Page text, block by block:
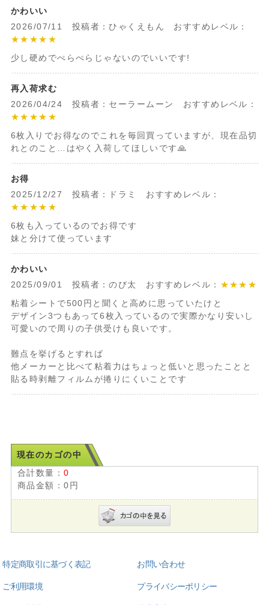
かわいい
2026/07/11 投稿者：ひゃくえもん おすすめレベル：
★★★★★
少し硬めでぺらぺらじゃないのでいいです!
再入荷求む
2026/04/24 投稿者：セーラームーン おすすめレベル：
★★★★★
6枚入りでお得なのでこれを毎回買っていますが、現在品切
れとのこと…はやく入荷してほしいです🙏
お得
2025/12/27 投稿者：ドラミ おすすめレベル：
★★★★★
6枚も入っているのでお得です
妹と分けて使っています
かわいい
2025/09/01 投稿者：のび太 おすすめレベル： ★★★★
粘着シートで500円と聞くと高めに思っていたけと
デザイン3つもあって6枚入っているので実際かなり安いし
可愛いので周りの子供受けも良いです。
難点を挙げるとすれば
他メーカーと比べて粘着力はちょっと低いと思ったことと
貼る時剥離フィルムが捲りにくいことです
現在のカゴの中
合計数量：0
商品金額：0円
特定商取引に基づく表記 お問い合わせ
ご利用環境 プライバシーポリシー